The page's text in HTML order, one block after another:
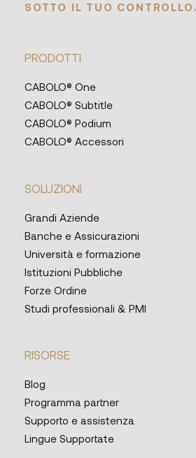
SOTTO IL TUO CONTROLLO.
PRODOTTI
CABOLO® One
CABOLO® Subtitle
CABOLO® Podium
CABOLO® Accessori
SOLUZIONI
Grandi Aziende
Banche e Assicurazioni
Università e formazione
Istituzioni Pubbliche
Forze Ordine
Studi professionali & PMI
RISORSE
Blog
Programma partner
Supporto e assistenza
Lingue Supportate